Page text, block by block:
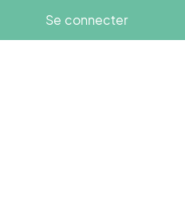
Se connecter